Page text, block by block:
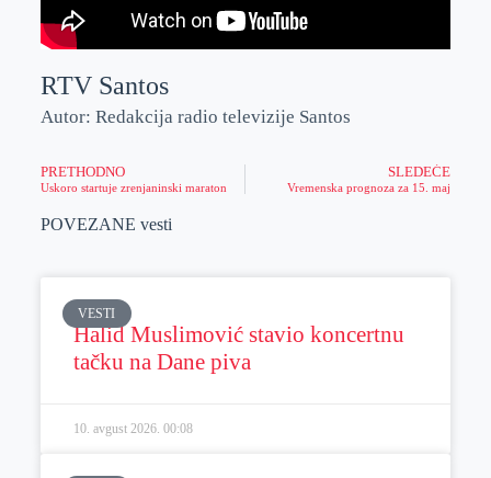
RTV Santos
Autor: Redakcija radio televizije Santos
PRETHODNO
Uskoro startuje zrenjaninski maraton
SLEDEĆE
Vremenska prognoza za 15. maj
POVEZANE vesti
VESTI
Halid Muslimović stavio koncertnu
tačku na Dane piva
10. avgust 2026. 00:08